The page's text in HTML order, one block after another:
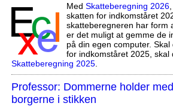
Med Skatteberegning 2026
skatten for indkomståret
skatteberegneren har form
er det muligt at gemme de
på din egen computer.
for indkomståret 2025, skal
Skatteberegning 2025.
Professor: Dommerne holder
borgerne i stikken